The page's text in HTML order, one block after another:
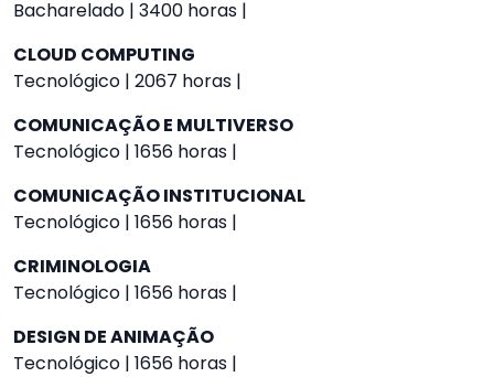
Bacharelado | 3400 horas |
CLOUD COMPUTING
Tecnológico | 2067 horas |
COMUNICAÇÃO E MULTIVERSO
Tecnológico | 1656 horas |
COMUNICAÇÃO INSTITUCIONAL
Tecnológico | 1656 horas |
CRIMINOLOGIA
Tecnológico | 1656 horas |
DESIGN DE ANIMAÇÃO
Tecnológico | 1656 horas |